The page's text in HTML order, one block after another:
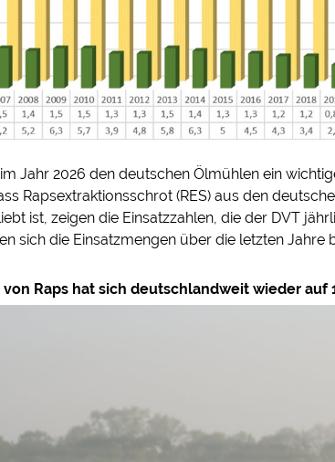
Jahr 2026 den deutschen Ölmühlen ein
Rapsextraktionsschrot (RES) aus den
ist, zeigen die Einsatzzahlen, die der DVT
sich die Einsatzmengen über die letzten Jahre
Raps hat sich deutschlandweit wieder auf